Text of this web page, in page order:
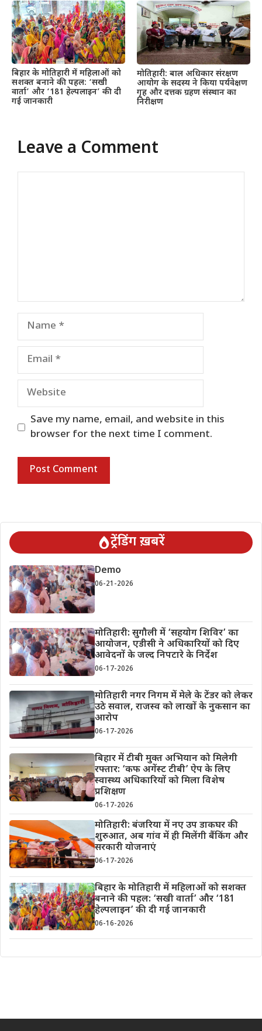
बिहार के मोतिहारी में महिलाओं को
सशक्त बनाने की पहल: ‘सखी
वार्ता’ और ‘181 हेल्पलाइन’ की दी
गई जानकारी
मोतिहारी: बाल अधिकार संरक्षण
आयोग के सदस्य ने किया पर्यवेक्षण
गृह और दत्तक ग्रहण संस्थान का
निरीक्षण
Leave a Comment
Name
Email
Website
Save my name, email, and website in this
browser for the next time I comment.
ट्रेंडिंग ख़बरें
Demo
06-21-2026
मोतिहारी: सुगौली में ‘सहयोग शिविर’ का
आयोजन, एडीसी ने अधिकारियों को दिए
आवेदनों के जल्द निपटारे के निर्देश
06-17-2026
मोतिहारी नगर निगम में मेले के टेंडर को लेकर
उठे सवाल, राजस्व को लाखों के नुकसान का
आरोप
06-17-2026
बिहार में टीबी मुक्त अभियान को मिलेगी
रफ्तार: ‘कफ अगेंस्ट टीबी’ ऐप के लिए
स्वास्थ्य अधिकारियों को मिला विशेष
प्रशिक्षण
06-17-2026
मोतिहारी: बंजरिया में नए उप डाकघर की
शुरुआत, अब गांव में ही मिलेंगी बैंकिंग और
सरकारी योजनाएं
06-17-2026
बिहार के मोतिहारी में महिलाओं को सशक्त
बनाने की पहल: ‘सखी वार्ता’ और ‘181
हेल्पलाइन’ की दी गई जानकारी
06-16-2026